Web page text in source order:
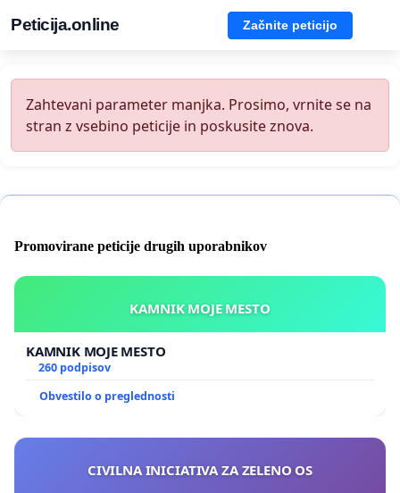
Peticija.online Začnite peticijo
Zahtevani parameter manjka. Prosimo, vrnite se na
stran z vsebino peticije in poskusite znova.
Promovirane peticije drugih uporabnikov
KAMNIK MOJE MESTO
KAMNIK MOJE MESTO
260 podpisov
Obvestilo o preglednosti
CIVILNA INICIATIVA ZA ZELENO OS